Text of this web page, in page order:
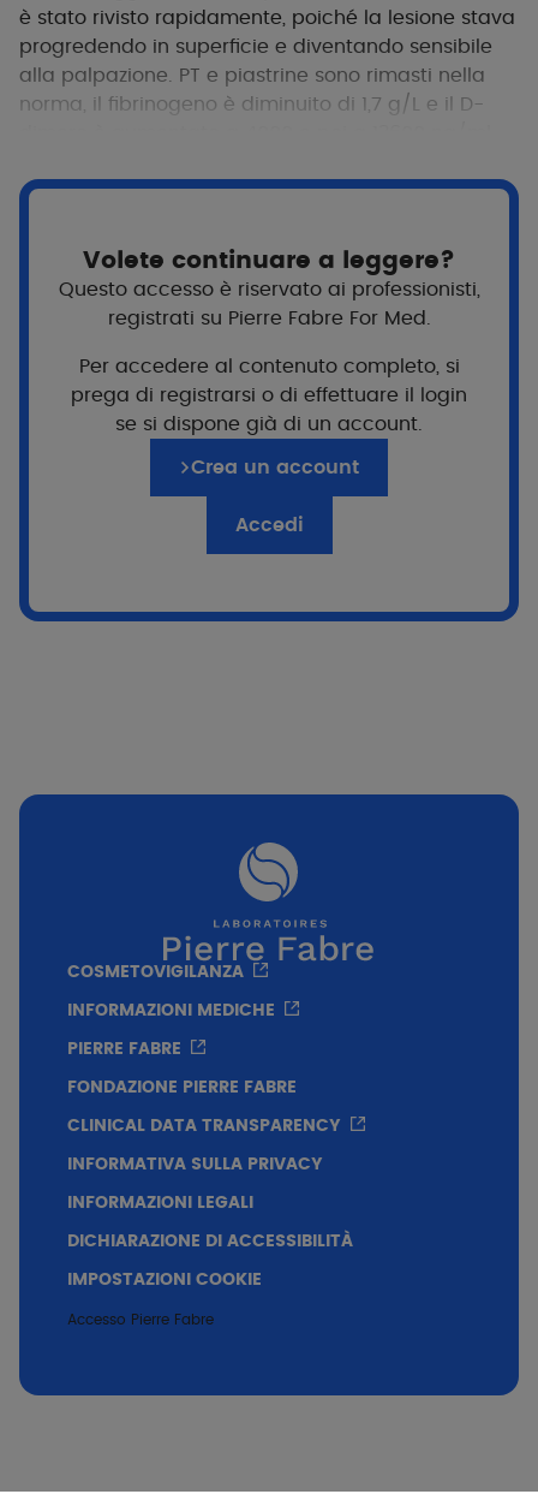
è stato rivisto rapidamente, poiché la lesione stava
progredendo in superficie e diventando sensibile
alla palpazione. PT e piastrine sono rimasti nella
norma, il fibrinogeno è diminuito di 1,7 g/L e il D-
Volete continuare a leggere?
Questo accesso è riservato ai professionisti,
registrati su Pierre Fabre For Med.
Per accedere al contenuto completo, si
prega di registrarsi o di effettuare il login
se si dispone già di un account.
Crea un account
Accedi
COSMETOVIGILANZA
INFORMAZIONI MEDICHE
PIERRE FABRE
FONDAZIONE PIERRE FABRE
CLINICAL DATA TRANSPARENCY
INFORMATIVA SULLA PRIVACY
INFORMAZIONI LEGALI
DICHIARAZIONE DI ACCESSIBILITÀ
IMPOSTAZIONI COOKIE
Accesso Pierre Fabre